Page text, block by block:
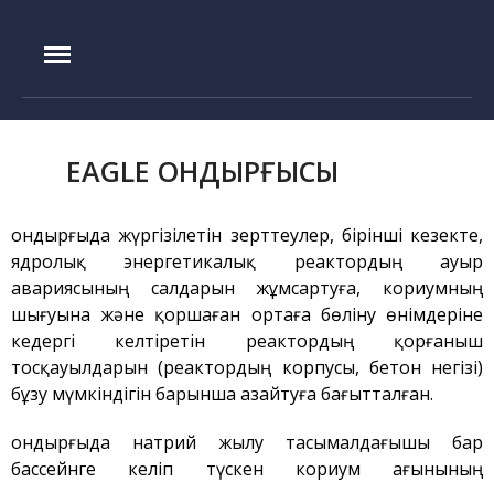
Құрылу тарихы
Басшылық
ИГР реакторы
ИВГ.1М реакторы
Токамак КТМ
ЛАВА-Б қондырғысы
ВИКА қондырғысы
ВЧГ-135 стенді
IAE.KZ
EAGLE ҚОНДЫРҒЫСЫ
Қондырғыда жүргізілетін зерттеулер, бірінші кезекте,
ядролық энергетикалық реактордың ауыр
авариясының салдарын жұмсартуға, кориумның
шығуына және қоршаған ортаға бөліну өнімдеріне
кедергі келтіретін реактордың қорғаныш
тосқауылдарын (реактордың корпусы, бетон негізі)
бұзу мүмкіндігін барынша азайтуға бағытталған.
Қондырғыда натрий жылу тасымалдағышы бар
бассейнге келіп түскен кориум ағынының